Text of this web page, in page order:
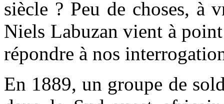
siècle ? Peu de choses, à
Niels Labuzan vient à
répondre à nos
En 1889, un groupe de